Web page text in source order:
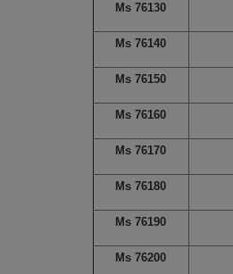
Ms 76130
Ms 76140
Ms 76150
Ms 76160
Ms 76170
Ms 76180
Ms 76190
Ms 76200